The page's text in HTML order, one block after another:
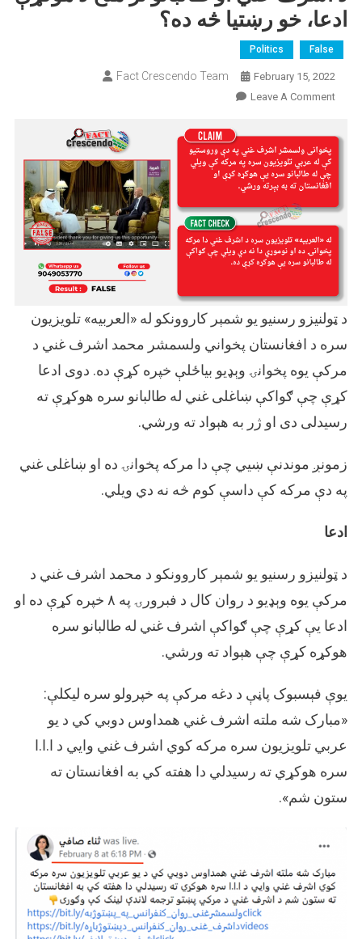
ادعا، خو رښتیا څه ده؟
False
Politics
February 15, 2022
Fact Crescendo Team
Leave A Comment
On
اشرف
غني
او
تر
منځ
د
هوکړې
خو
رښتیا
ده؟
د ټولنیزو رسنیو یو شمېر کاروونکو له «العربیه» تلویزیون
سره د افغانستان پخواني ولسمشر محمد اشرف غني د
مرکې یوه پخوانۍ وېډیو بیاځلې خپره کړې ده. دوی ادعا
کړې چې ګواکې ښاغلی غني له طالبانو سره هوکړې ته
رسیدلی دی او ژر به هېواد ته ورشي.
زمونږ موندنې ښيي چې دا مرکه پخوانۍ ده او ښاغلی غني
په دې مرکه کې داسې کوم څه نه دي ویلي.
ادعا
د ټولنیزو رسنیو یو شمېر کاروونکو د محمد اشرف غني د
مرکې یوه وېډیو د روان کال د فبرورۍ په ۸ خپره کړې ده او
ادعا یې کړې چې ګواکې اشرف غني له طالبانو سره
هوکړه کړې چې هېواد ته ورشي.
یوې فېسبوک پاڼې د دغه مرکې په خپرولو سره لیکلې:
«مبارک شه ملته اشرف غني همداوس دوبي کي د يو
عربي تلويزيون سره مرکه کوي اشرف غني وايي د ا.ا.ا
سره هوکړي ته رسيدلي دا هفته کي به افغانستان ته
ستون شم».